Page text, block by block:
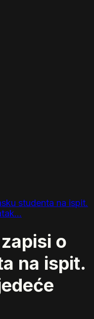
studenta na ispit.
o
na ispit.